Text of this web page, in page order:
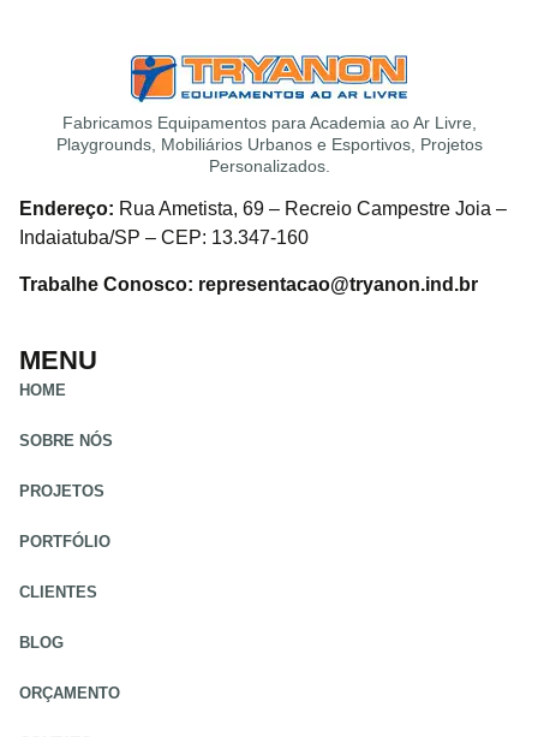
Fabricamos Equipamentos para Academia ao Ar Livre,
Playgrounds, Mobiliários Urbanos e Esportivos, Projetos
Personalizados.
Endereço: Rua Ametista, 69 – Recreio Campestre Joia –
Indaiatuba/SP – CEP: 13.347-160
Trabalhe Conosco: representacao@tryanon.ind.br
MENU
HOME
SOBRE NÓS
PROJETOS
PORTFÓLIO
CLIENTES
BLOG
ORÇAMENTO